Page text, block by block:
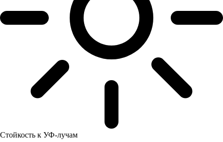
Стойкость к УФ-лучам